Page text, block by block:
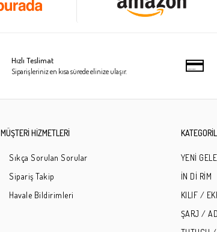
Hızlı Teslimat
Siparişleriniz en kısa sürede elinize ulaşır.
MÜŞTERİ HİZMETLERİ
Sıkça Sorulan Sorular
Sipariş Takip
Havale Bildirimleri
YENİ
İN Dİ RİM
KILIF /
ŞARJ /